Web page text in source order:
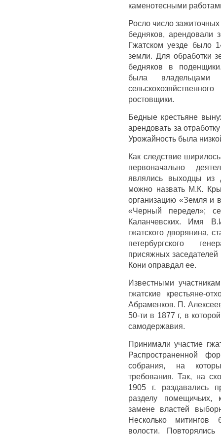
каменотесными
Росло число
бедняков,
Гжатском уезде было
земли. Для обработки
бедняков в
была владельцами
ростовщики.
Бедные крестьяне
арендовать за
Урожайность была
Как следствие
первоначально
являлись выходцы из
можно назвать М.К.
организацию «Земля и
«Черный передел»;
Каланчевских. Имя
гжатского дворянина,
петербургского
присяжных
Кони оправдал ее.
Известными
гжатские крестьяне-
Абраменков. П.
50-ти в 1877 г, в
самодержавия.
Принимали участие
Распространенной
собрания, на
требования. Так, на
1905 г. раздавались
разделу помещичьих,
замене властей
Несколько
волости.